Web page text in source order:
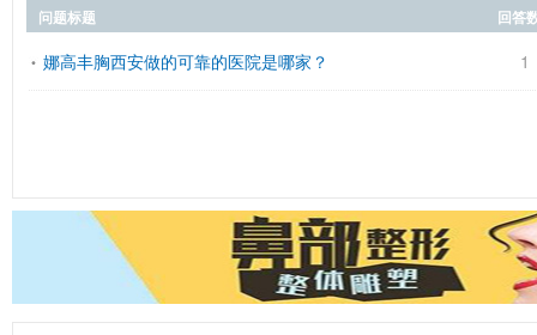
问题标题 回答
娜高丰胸西安做的可靠的医院是哪家？ 1